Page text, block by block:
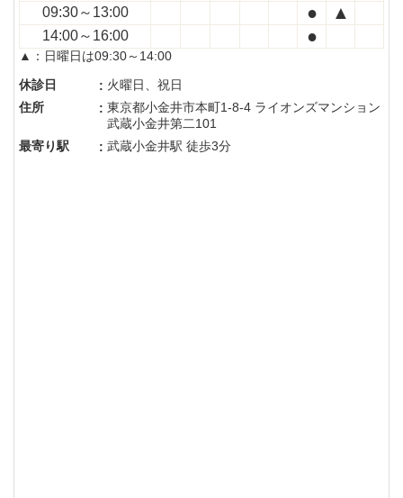
09:30～13:00 ● ▲
14:00～16:00 ●
▲：日曜日は09:30～14:00
休診日
: 火曜日、祝日
住所
: 東京都小金井市本町1-8-4 ライオンズマンション
武蔵小金井第二101
最寄り駅
: 武蔵小金井駅 徒歩3分